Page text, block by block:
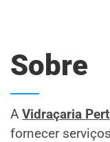
Sobre
A Vidraçaria
fornecer